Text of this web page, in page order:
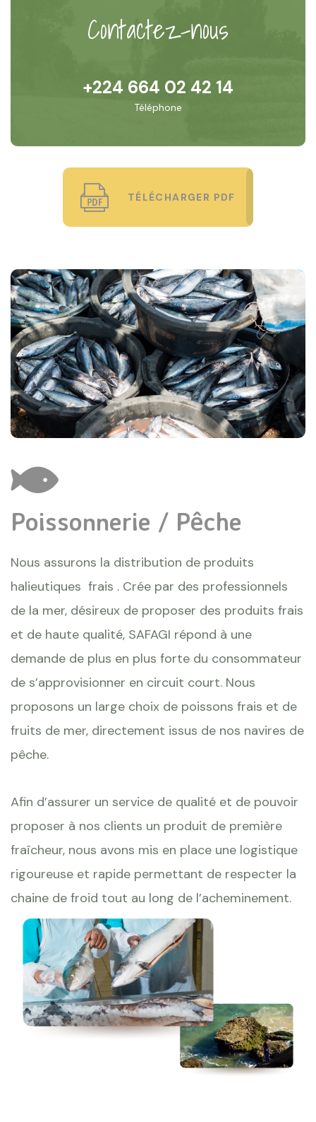
Contactez-nous
+224 664 02 42 14
Téléphone
TÉLÉCHARGER PDF
Poissonnerie / Pêche
Nous assurons la distribution de produits
halieutiques frais . Crée par des professionnels
de la mer, désireux de proposer des produits frais
et de haute qualité, SAFAGI répond à une
demande de plus en plus forte du consommateur
de s’approvisionner en circuit court. Nous
proposons un large choix de poissons frais et de
fruits de mer, directement issus de nos navires de
pêche.
Afin d’assurer un service de qualité et de pouvoir
proposer à nos clients un produit de première
fraîcheur, nous avons mis en place une logistique
rigoureuse et rapide permettant de respecter la
chaine de froid tout au long de l’acheminement.